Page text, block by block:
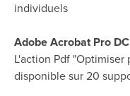
individuels
Adobe Acrobat Pro
L'action Pdf
disponible sur 20